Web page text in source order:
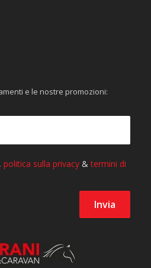
e le nostre promozioni: